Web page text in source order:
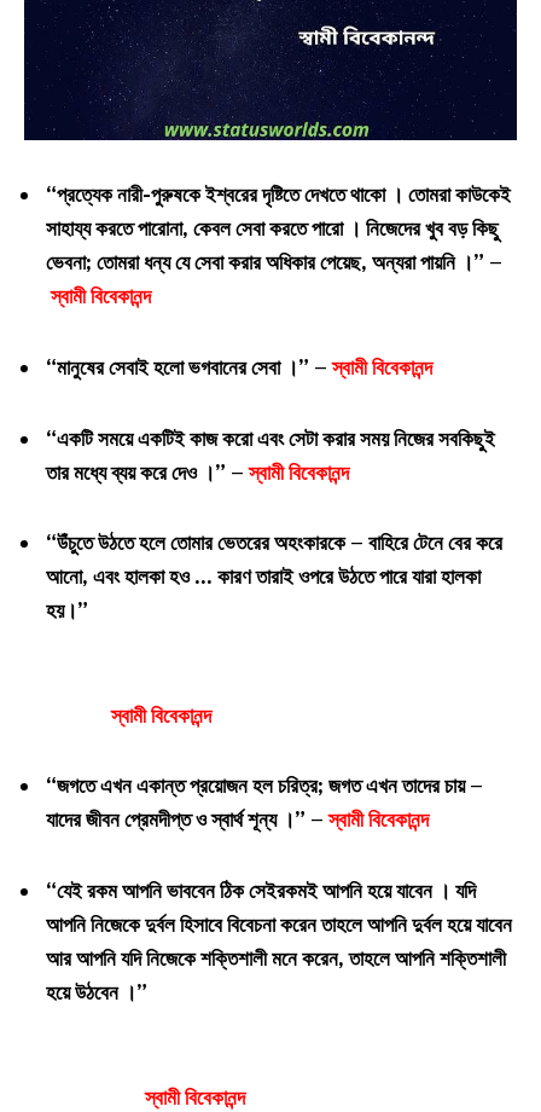
“প্রত্যেক নারী-পুরুষকে ইশ্বরের দৃষ্টিতে দেখতে থাকো । তোমরা কাউকেই
সাহায্য করতে পারোনা, কেবল সেবা করতে পারো । নিজেদের খুব বড় কিছু
ভেবনা; তোমরা ধন্য যে সেবা করার অধিকার পেয়েছ, অন্যরা পায়নি ।” –
স্বামী বিবেকানন্দ
“মানুষের সেবাই হলো ভগবানের সেবা ।” –স্বামী বিবেকানন্দ
“একটি সময়ে একটিই কাজ করো এবং সেটা করার সময় নিজের সবকিছুই
তার মধ্যে ব্যয় করে দেও ।” –স্বামী বিবেকানন্দ
“উঁচুতে উঠতে হলে তোমার ভেতরের অহংকারকে – বাহিরে টেনে বের করে
আনো, এবং হালকা হও … কারণ তারাই ওপরে উঠতে পারে যারা হালকা
হয়।”
স্বামী বিবেকানন্দ
“জগতে এখন একান্ত প্রয়োজন হল চরিত্র; জগত এখন তাদের চায় –
যাদের জীবন প্রেমদীপ্ত ও স্বার্থ শূন্য ।” –স্বামী বিবেকানন্দ
“যেই রকম আপনি ভাববেন ঠিক সেইরকমই আপনি হয়ে যাবেন । যদি
আপনি নিজেকে দুর্বল হিসাবে বিবেচনা করেন তাহলে আপনি দুর্বল হয়ে যাবেন
আর আপনি যদি নিজেকে শক্তিশালী মনে করেন, তাহলে আপনি শক্তিশালী
হয়ে উঠবেন ।”
স্বামী বিবেকানন্দ